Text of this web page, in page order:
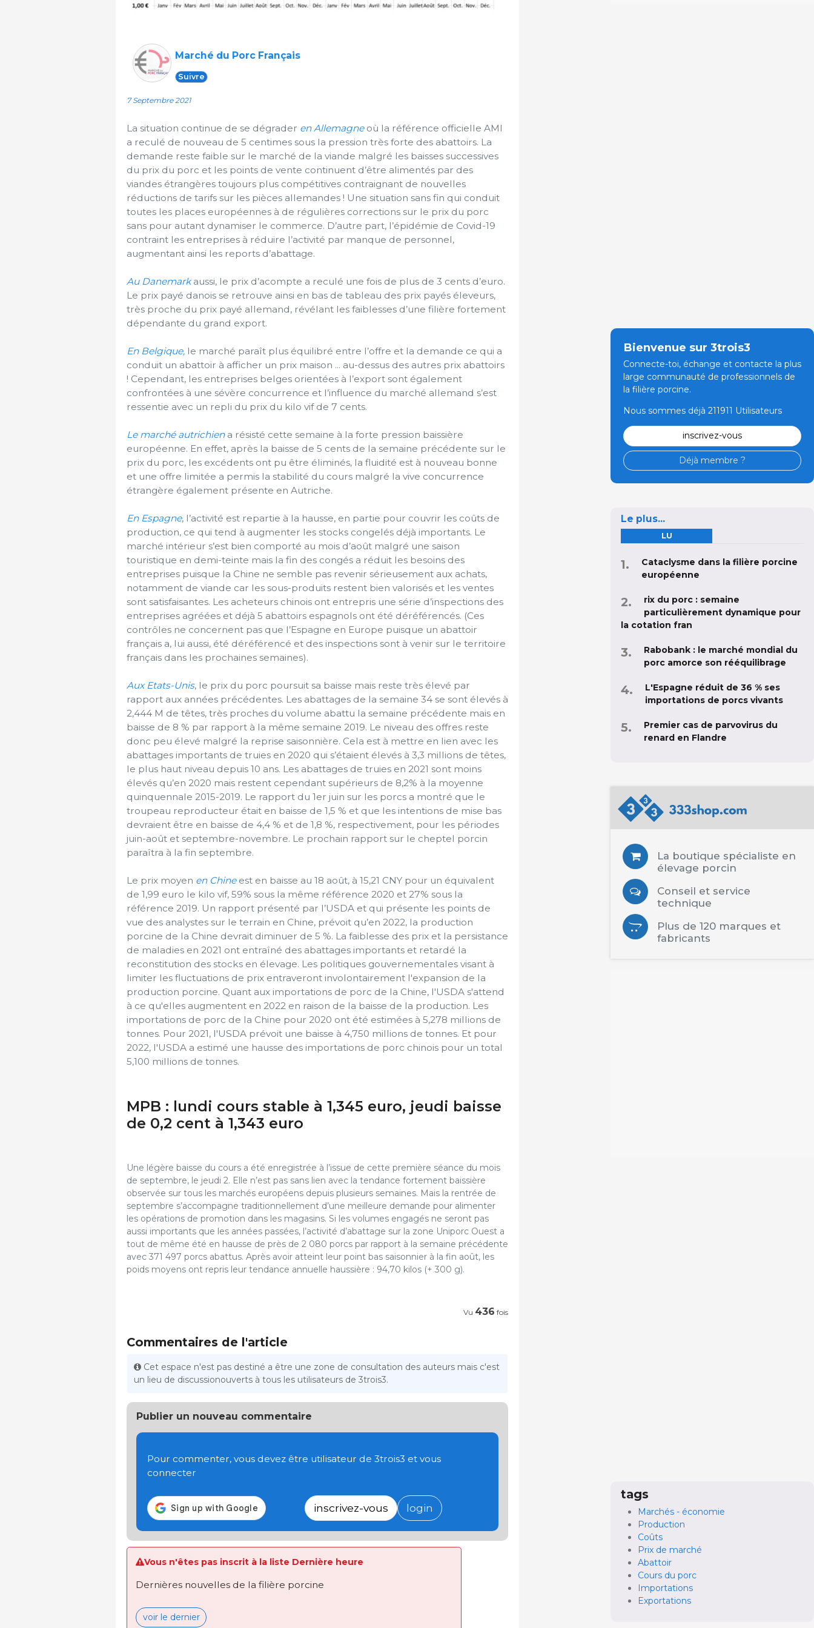
Marché du Porc Français
Suivre
7 Septembre 2021
La situation continue de se dégrader en Allemagneoù la référence officielle AMI
a reculé de nouveau de 5 centimes sous la pression très forte des abattoirs. La
demande reste faible sur le marché de la viande malgré les baisses successives
du prix du porc et les points de vente continuent d’être alimentés par des
viandes étrangères toujours plus compétitives contraignant de nouvelles
réductions de tarifs sur les pièces allemandes ! Une situation sans fin qui conduit
toutes les places européennes à de régulières corrections sur le prix du porc
sans pour autant dynamiser le commerce. D’autre part, l’épidémie de Covid-19
contraint les entreprises à réduire l’activité par manque de personnel,
augmentant ainsi les reports d’abattage.
Au Danemarkaussi, le prix d’acompte a reculé une fois de plus de 3 cents d’euro.
Le prix payé danois se retrouve ainsi en bas de tableau des prix payés éleveurs,
très proche du prix payé allemand, révélant les faiblesses d’une filière fortement
dépendante du grand export.
En Belgique, le marché paraît plus équilibré entre l’offre et la demande ce qui a
conduit un abattoir à afficher un prix maison ... au-dessus des autres prix abattoirs
! Cependant, les entreprises belges orientées à l’export sont également
confrontées à une sévère concurrence et l’influence du marché allemand s’est
ressentie avec un repli du prix du kilo vif de 7 cents.
Le marché autrichiena résisté cette semaine à la forte pression baissière
européenne. En effet, après la baisse de 5 cents de la semaine précédente sur le
prix du porc, les excédents ont pu être éliminés, la fluidité est à nouveau bonne
et une offre limitée a permis la stabilité du cours malgré la vive concurrence
étrangère également présente en Autriche.
En Espagne, l’activité est repartie à la hausse, en partie pour couvrir les coûts de
production, ce qui tend à augmenter les stocks congelés déjà importants. Le
marché intérieur s’est bien comporté au mois d’août malgré une saison
touristique en demi-teinte mais la fin des congés a réduit les besoins des
entreprises puisque la Chine ne semble pas revenir sérieusement aux achats,
notamment de viande car les sous-produits restent bien valorisés et les ventes
sont satisfaisantes. Les acheteurs chinois ont entrepris une série d’inspections des
entreprises agréées et déjà 5 abattoirs espagnols ont été déréférencés. (Ces
contrôles ne concernent pas que l’Espagne en Europe puisque un abattoir
français a, lui aussi, été déréférencé et des inspections sont à venir sur le territoire
français dans les prochaines semaines).
Aux Etats-Unis, le prix du porc poursuit sa baisse mais reste très élevé par
rapport aux années précédentes. Les abattages de la semaine 34 se sont élevés à
2,444 M de têtes, très proches du volume abattu la semaine précédente mais en
baisse de 8 % par rapport à la même semaine 2019. Le niveau des offres reste
donc peu élevé malgré la reprise saisonnière. Cela est à mettre en lien avec les
abattages importants de truies en 2020 qui s’étaient élevés à 3,3 millions de têtes,
le plus haut niveau depuis 10 ans. Les abattages de truies en 2021 sont moins
élevés qu’en 2020 mais restent cependant supérieurs de 8,2% à la moyenne
quinquennale 2015-2019. Le rapport du 1er juin sur les porcs a montré que le
troupeau reproducteur était en baisse de 1,5 % et que les intentions de mise bas
devraient être en baisse de 4,4 % et de 1,8 %, respectivement, pour les périodes
juin-août et septembre-novembre. Le prochain rapport sur le cheptel porcin
paraîtra à la fin septembre.
Le prix moyen en Chineest en baisse au 18 août, à 15,21 CNY pour un équivalent
de 1,99 euro le kilo vif, 59% sous la même référence 2020 et 27% sous la
référence 2019. Un rapport présenté par l’USDA et qui présente les points de
vue des analystes sur le terrain en Chine, prévoit qu’en 2022, la production
porcine de la Chine devrait diminuer de 5 %. La faiblesse des prix et la persistance
de maladies en 2021 ont entraîné des abattages importants et retardé la
reconstitution des stocks en élevage. Les politiques gouvernementales visant à
limiter les fluctuations de prix entraveront involontairement l'expansion de la
production porcine. Quant aux importations de porc de la Chine, l'USDA s'attend
à ce qu'elles augmentent en 2022 en raison de la baisse de la production. Les
importations de porc de la Chine pour 2020 ont été estimées à 5,278 millions de
tonnes. Pour 2021, l'USDA prévoit une baisse à 4,750 millions de tonnes. Et pour
2022, l'USDA a estimé une hausse des importations de porc chinois pour un total
5,100 millions de tonnes.
MPB : lundi cours stable à 1,345 euro, jeudi baisse
de 0,2 cent à 1,343 euro
Une légère baisse du cours a été enregistrée à l’issue de cette première séance du mois
de septembre, le jeudi 2. Elle n’est pas sans lien avec la tendance fortement baissière
observée sur tous les marchés européens depuis plusieurs semaines. Mais la rentrée de
septembre s’accompagne traditionnellement d’une meilleure demande pour alimenter
les opérations de promotion dans les magasins. Si les volumes engagés ne seront pas
aussi importants que les années passées, l’activité d’abattage sur la zone Uniporc Ouest a
tout de même été en hausse de près de 2 080 porcs par rapport à la semaine précédente
avec 371 497 porcs abattus. Après avoir atteint leur point bas saisonnier à la fin août, les
poids moyens ont repris leur tendance annuelle haussière : 94,70 kilos (+ 300 g).
Vu 436 fois
Commentaires de l'article
Cet espace n'est pas destiné a être une zone de consultation des auteurs mais c'est
un lieu de discussionouverts à tous les utilisateurs de 3trois3.
Publier un nouveau commentaire
Pour commenter, vous devez être utilisateur de 3trois3 et vous
connecter
inscrivez-vous login
Vous n'êtes pas inscrit à la liste Dernière heure
Dernières nouvelles de la filière porcine
voir le dernier
Bienvenue sur 3trois3
Connecte-toi, échange et contacte la plus
large communauté de professionnels de
la filière porcine.
Nous sommes déjà 211911 Utilisateurs
inscrivez-vous
Déjà membre ?
Le plus...
LU
Cataclysme dans la filière porcine
européenne
rix du porc : semaine
particulièrement dynamique pour
la cotation fran
Rabobank : le marché mondial du
porc amorce son rééquilibrage
L'Espagne réduit de 36 % ses
importations de porcs vivants
Premier cas de parvovirus du
renard en Flandre
La boutique spécialiste en
élevage porcin
Conseil et service
technique
Plus de 120 marques et
fabricants
tags
Marchés - économie
Production
Coûts
Prix de marché
Abattoir
Cours du porc
Importations
Exportations